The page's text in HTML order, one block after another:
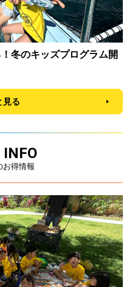
冬のキッズプログラム開
見る
INFO
お得情報